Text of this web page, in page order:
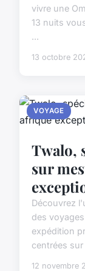
vivre une
13 nuits
...
13 octobre
VOYAGE
Twalo,
sur
Découvrez
des
expédition
centrées sur
12 novembre